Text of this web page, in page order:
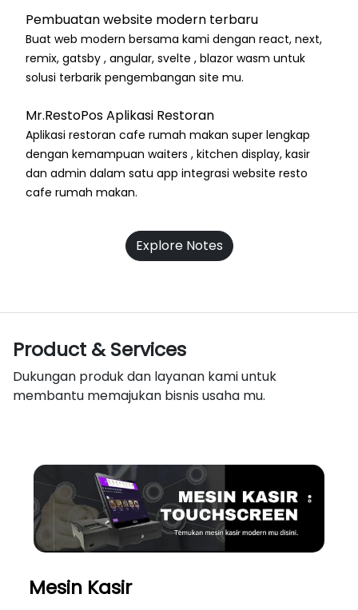
Pembuatan website modern terbaru
Buat web modern bersama kami dengan react, next,
remix, gatsby , angular, svelte , blazor wasm untuk
solusi terbarik pengembangan site mu.
Mr.RestoPos Aplikasi Restoran
Aplikasi restoran cafe rumah makan super lengkap
dengan kemampuan waiters , kitchen display, kasir
dan admin dalam satu app integrasi website resto
cafe rumah makan.
Explore Notes
Product & Services
Dukungan produk dan layanan kami untuk
membantu memajukan bisnis usaha mu.
Mesin Kasir